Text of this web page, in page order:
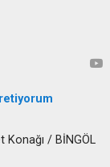
Konağı / BİNGÖL